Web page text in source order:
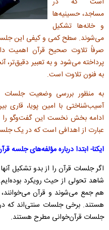
مساجد، حسینیه‌ها
و خانه‌ها تشکیل
می‌شوند. سطح کمی و کیفی این
صرفاً تلاوت صحیح قرآن اهمیت
پرداخته می‌شود و به تعبیر دقیق‌تر،
به فنون تلاوت است.
به‌ منظور بررسی وضعیت جلسات
آسیب‌شناختی با امین پویا، قاری
ادامه بخش نخست این گفت‌وگو را
عبارت از اهدافی است که در یک
ایکنا- ابتدا درباره مؤلفه‌های جلسه
اگر جلسات قرآن را از بدو تشکیل
شاهد تحولی از حیث رویکرد
هم جمع می‌شوند و قرآن می‌خوانند،
هستند. برخی جلسات سنتی‌اند که در
جلسات قرآن‌خوانی مطرح هستند.